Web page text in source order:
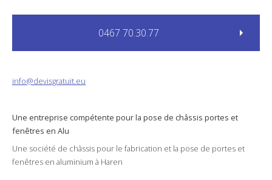
0467 70.30.77
info@devisgratuit.eu
Une entreprise compétente pour la pose de châssis portes et
fenêtres en Alu
Une société de châssis pour le fabrication et la pose de portes et
fenêtres en aluminium à Haren